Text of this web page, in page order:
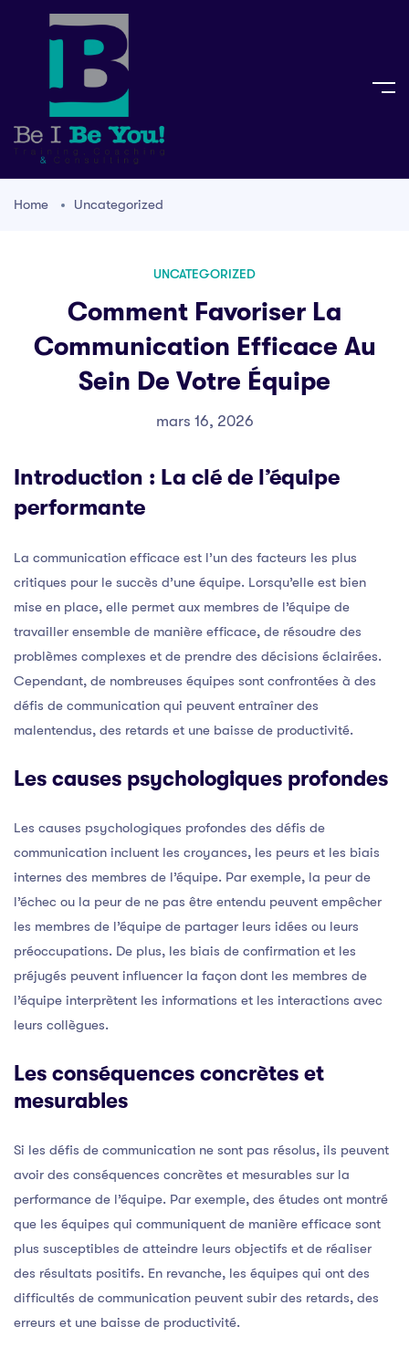
Home Uncategorized
UNCATEGORIZED
Comment Favoriser La
Communication Efficace Au
Sein De Votre Équipe
mars 16, 2026
Introduction : La clé de l’équipe
performante
La communication efficace est l’un des facteurs les plus
critiques pour le succès d’une équipe. Lorsqu’elle est bien
mise en place, elle permet aux membres de l’équipe de
travailler ensemble de manière efficace, de résoudre des
problèmes complexes et de prendre des décisions éclairées.
Cependant, de nombreuses équipes sont confrontées à des
défis de communication qui peuvent entraîner des
malentendus, des retards et une baisse de productivité.
Les causes psychologiques profondes
Les causes psychologiques profondes des défis de
communication incluent les croyances, les peurs et les biais
internes des membres de l’équipe. Par exemple, la peur de
l’échec ou la peur de ne pas être entendu peuvent empêcher
les membres de l’équipe de partager leurs idées ou leurs
préoccupations. De plus, les biais de confirmation et les
préjugés peuvent influencer la façon dont les membres de
l’équipe interprètent les informations et les interactions avec
leurs collègues.
Les conséquences concrètes et
mesurables
Si les défis de communication ne sont pas résolus, ils peuvent
avoir des conséquences concrètes et mesurables sur la
performance de l’équipe. Par exemple, des études ont montré
que les équipes qui communiquent de manière efficace sont
plus susceptibles de atteindre leurs objectifs et de réaliser
des résultats positifs. En revanche, les équipes qui ont des
difficultés de communication peuvent subir des retards, des
erreurs et une baisse de productivité.